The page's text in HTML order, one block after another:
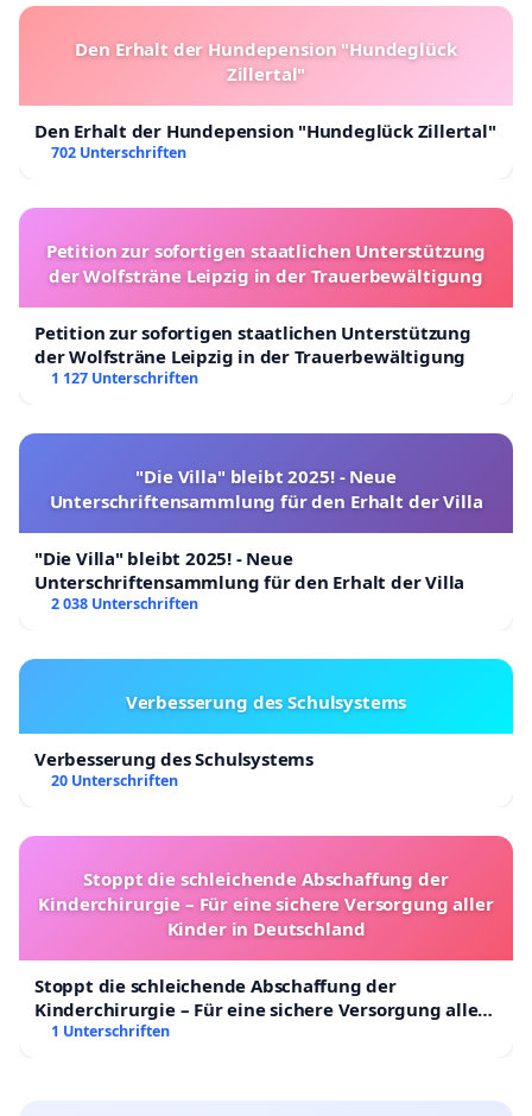
Den Erhalt der Hundepension "Hundeglück
Zillertal"
Den Erhalt der Hundepension "Hundeglück Zillertal"
702 Unterschriften
Petition zur sofortigen staatlichen Unterstützung
der Wolfsträne Leipzig in der Trauerbewältigung
Petition zur sofortigen staatlichen Unterstützung
der Wolfsträne Leipzig in der Trauerbewältigung
1 127 Unterschriften
"Die Villa" bleibt 2025! - Neue
Unterschriftensammlung für den Erhalt der Villa
"Die Villa" bleibt 2025! - Neue
Unterschriftensammlung für den Erhalt der Villa
2 038 Unterschriften
Verbesserung des Schulsystems
Verbesserung des Schulsystems
20 Unterschriften
Stoppt die schleichende Abschaffung der
Kinderchirurgie – Für eine sichere Versorgung aller
Kinder in Deutschland
Stoppt die schleichende Abschaffung der
Kinderchirurgie – Für eine sichere Versorgung aller
Kinder in Deutschland
1 Unterschriften